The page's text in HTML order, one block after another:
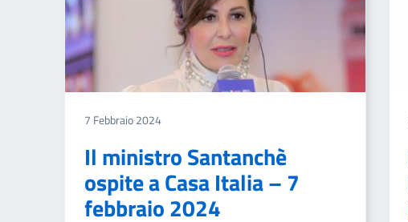
7 Febbraio 2024
Il ministro Santanchè
ospite a Casa Italia – 7
febbraio 2024